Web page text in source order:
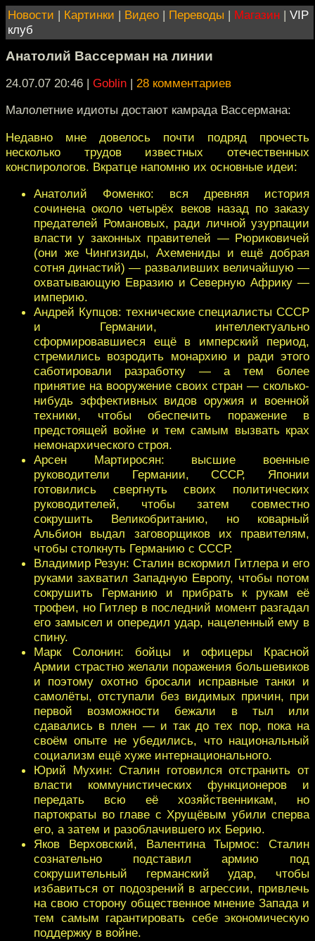
Новости | Картинки | Видео | Переводы | Магазин | VIP
клуб
Анатолий Вассерман на линии
24.07.07 20:46 | Goblin | 28 комментариев
Малолетние идиоты достают камрада Вассермана:
Недавно мне довелось почти подряд прочесть
несколько трудов известных отечественных
конспирологов. Вкратце напомню их основные идеи:
Анатолий Фоменко: вся древняя история
сочинена около четырёх веков назад по заказу
предателей Романовых, ради личной узурпации
власти у законных правителей — Рюриковичей
(они же Чингизиды, Ахемениды и ещё добрая
сотня династий) — разваливших величайшую —
охватывающую Евразию и Северную Африку —
империю.
Андрей Купцов: технические специалисты СССР
и Германии, интеллектуально
сформировавшиеся ещё в имперский период,
стремились возродить монархию и ради этого
саботировали разработку — а тем более
принятие на вооружение своих стран — сколько-
нибудь эффективных видов оружия и военной
техники, чтобы обеспечить поражение в
предстоящей войне и тем самым вызвать крах
немонархического строя.
Арсен Мартиросян: высшие военные
руководители Германии, СССР, Японии
готовились свергнуть своих политических
руководителей, чтобы затем совместно
сокрушить Великобританию, но коварный
Альбион выдал заговорщиков их правителям,
чтобы столкнуть Германию с СССР.
Владимир Резун: Сталин вскормил Гитлера и его
руками захватил Западную Европу, чтобы потом
сокрушить Германию и прибрать к рукам её
трофеи, но Гитлер в последний момент разгадал
его замысел и опередил удар, нацеленный ему в
спину.
Марк Солонин: бойцы и офицеры Красной
Армии страстно желали поражения большевиков
и поэтому охотно бросали исправные танки и
самолёты, отступали без видимых причин, при
первой возможности бежали в тыл или
сдавались в плен — и так до тех пор, пока на
своём опыте не убедились, что национальный
социализм ещё хуже интернационального.
Юрий Мухин: Сталин готовился отстранить от
власти коммунистических функционеров и
передать всю её хозяйственникам, но
партократы во главе с Хрущёвым убили сперва
его, а затем и разоблачившего их Берию.
Яков Верховский, Валентина Тырмос: Сталин
сознательно подставил армию под
сокрушительный германский удар, чтобы
избавиться от подозрений в агрессии, привлечь
на свою сторону общественное мнение Запада и
тем самым гарантировать себе экономическую
поддержку в войне.